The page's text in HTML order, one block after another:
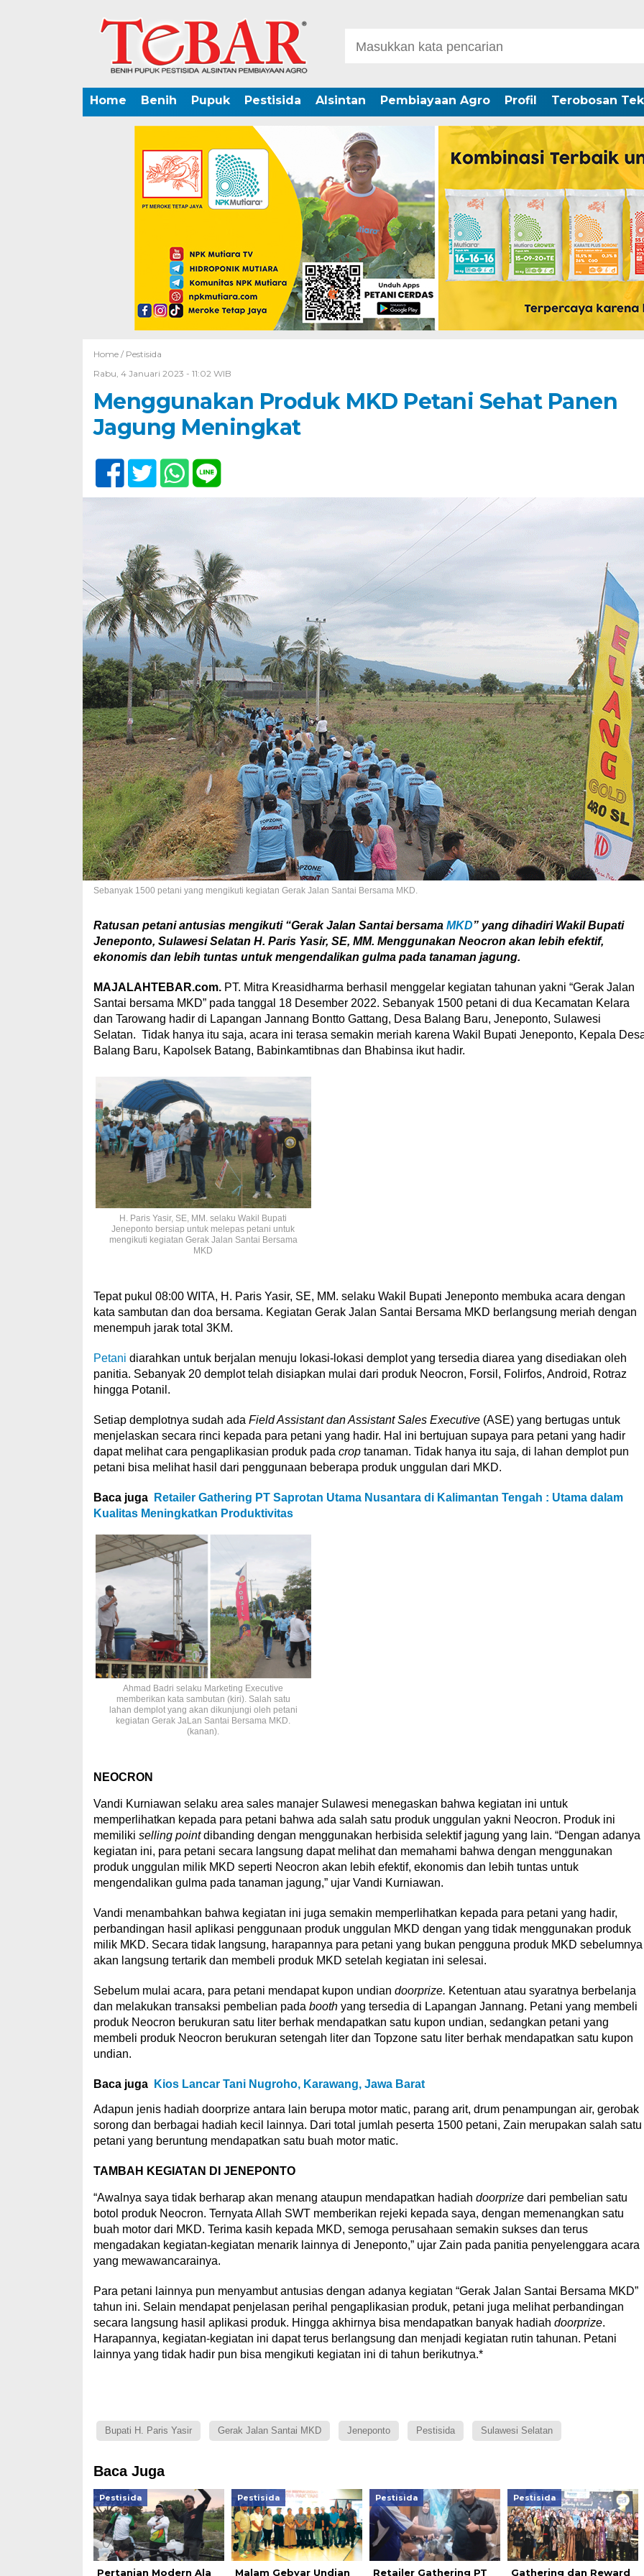
Home Benih Pupuk Pestisida Alsintan Pembiayaan Agro Profil Terobosan
Home / Pestisida
Rabu, 4 Januari 2023 - 11:02 WIB
Menggunakan Produk MKD Petani Sehat Panen
Jagung Meningkat
Sebanyak 1500 petani yang mengikuti kegiatan Gerak Jalan Santai Bersama MKD.
Ratusan petani antusias mengikuti “Gerak Jalan Santai bersama MKD” yang dihadiri Wakil Bupati
Jeneponto, Sulawesi Selatan H. Paris Yasir, SE, MM. Menggunakan Neocron akan lebih efektif,
ekonomis dan lebih tuntas untuk mengendalikan gulma pada tanaman jagung.
MAJALAHTEBAR.com.PT. Mitra Kreasidharma berhasil menggelar kegiatan tahunan yakni “Gerak Jalan
Santai bersama MKD” pada tanggal 18 Desember 2022. Sebanyak 1500 petani di dua Kecamatan Kelara
dan Tarowang hadir di Lapangan Jannang Bontto Gattang, Desa Balang Baru, Jeneponto, Sulawesi
Selatan. Tidak hanya itu saja, acara ini terasa semakin meriah karena Wakil Bupati Jeneponto, Kepala
Balang Baru, Kapolsek Batang, Babinkamtibnas dan Bhabinsa ikut hadir.
H. Paris Yasir, SE, MM. selaku Wakil Bupati
Jeneponto bersiap untuk melepas petani untuk
mengikuti kegiatan Gerak Jalan Santai Bersama
MKD
Tepat pukul 08:00 WITA, H. Paris Yasir, SE, MM. selaku Wakil Bupati Jeneponto membuka acara dengan
kata sambutan dan doa bersama. Kegiatan Gerak Jalan Santai Bersama MKD berlangsung meriah dengan
menempuh jarak total 3KM.
Petani diarahkan untuk berjalan menuju lokasi-lokasi demplot yang tersedia diarea yang disediakan oleh
panitia. Sebanyak 20 demplot telah disiapkan mulai dari produk Neocron, Forsil, Folirfos, Android, Rotraz
hingga Potanil.
Setiap demplotnya sudah ada Field Assistant dan Assistant Sales Executive (ASE) yang bertugas untuk
menjelaskan secara rinci kepada para petani yang hadir. Hal ini bertujuan supaya para petani yang hadir
dapat melihat cara pengaplikasian produk pada crop tanaman. Tidak hanya itu saja, di lahan demplot pun
petani bisa melihat hasil dari penggunaan beberapa produk unggulan dari MKD.
Baca juga
Retailer Gathering PT Saprotan Utama Nusantara di Kalimantan Tengah : Utama dalam
Kualitas Meningkatkan Produktivitas
Ahmad Badri selaku Marketing Executive
memberikan kata sambutan (kiri). Salah satu
lahan demplot yang akan dikunjungi oleh petani
kegiatan Gerak JaLan Santai Bersama MKD.
(kanan).
NEOCRON
Vandi Kurniawan selaku area sales manajer Sulawesi menegaskan bahwa kegiatan ini untuk
memperlihatkan kepada para petani bahwa ada salah satu produk unggulan yakni Neocron. Produk ini
memiliki selling pointdibanding dengan menggunakan herbisida selektif jagung yang lain. “Dengan adanya
kegiatan ini, para petani secara langsung dapat melihat dan memahami bahwa dengan menggunakan
produk unggulan milik MKD seperti Neocron akan lebih efektif, ekonomis dan lebih tuntas untuk
mengendalikan gulma pada tanaman jagung,” ujar Vandi Kurniawan.
Vandi menambahkan bahwa kegiatan ini juga semakin memperlihatkan kepada para petani yang hadir,
perbandingan hasil aplikasi penggunaan produk unggulan MKD dengan yang tidak menggunakan produk
milik MKD. Secara tidak langsung, harapannya para petani yang bukan pengguna produk MKD sebelumnya
akan langsung tertarik dan membeli produk MKD setelah kegiatan ini selesai.
Sebelum mulai acara, para petani mendapat kupon undian doorprize. Ketentuan atau syaratnya berbelanja
dan melakukan transaksi pembelian pada booth yang tersedia di Lapangan Jannang. Petani yang membeli
produk Neocron berukuran satu liter berhak mendapatkan satu kupon undian, sedangkan petani yang
membeli produk Neocron berukuran setengah liter dan Topzone satu liter berhak mendapatkan satu kupon
undian.
Baca juga Kios Lancar Tani Nugroho, Karawang, Jawa Barat
Adapun jenis hadiah doorprize antara lain berupa motor matic, parang arit, drum penampungan air, gerobak
sorong dan berbagai hadiah kecil lainnya. Dari total jumlah peserta 1500 petani, Zain merupakan salah satu
petani yang beruntung mendapatkan satu buah motor matic.
TAMBAH KEGIATAN DI JENEPONTO
“Awalnya saya tidak berharap akan menang ataupun mendapatkan hadiah doorprizedari pembelian satu
botol produk Neocron. Ternyata Allah SWT memberikan rejeki kepada saya, dengan memenangkan satu
buah motor dari MKD. Terima kasih kepada MKD, semoga perusahaan semakin sukses dan terus
mengadakan kegiatan-kegiatan menarik lainnya di Jeneponto,” ujar Zain pada panitia penyelenggara acara
yang mewawancarainya.
Para petani lainnya pun menyambut antusias dengan adanya kegiatan “Gerak Jalan Santai Bersama MKD”
tahun ini. Selain mendapat penjelasan perihal pengaplikasian produk, petani juga melihat perbandingan
secara langsung hasil aplikasi produk. Hingga akhirnya bisa mendapatkan banyak hadiah doorprize.
Harapannya, kegiatan-kegiatan ini dapat terus berlangsung dan menjadi kegiatan rutin tahunan. Petani
lainnya yang tidak hadir pun bisa mengikuti kegiatan ini di tahun berikutnya.*
Bupati H. Paris Yasir Gerak Jalan Santai MKD Jeneponto Pestisida Sulawesi Selatan
Baca Juga
Pestisida
Pertanian Modern Ala
Pestisida
Malam Gebyar Undian
Pestisida
Retailer Gathering PT
Pestisida
Gathering dan Reward